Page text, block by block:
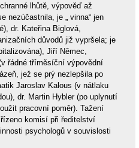
lhůtě, výpověď až
nezúčastnila, je „ vinna“ jen
dr. Kateřina Biglová,
důvodů již vypršela; je
Jiří Němec,
řádné tříměsíční výpovědní
jež se prý nezlepšila po
Jaroslav Kalous (v nátlaku
dr. Martin Hybler (po uplynutí
pracovní poměr). Tažení
komisí při ředitelství
psychologů v souvislosti